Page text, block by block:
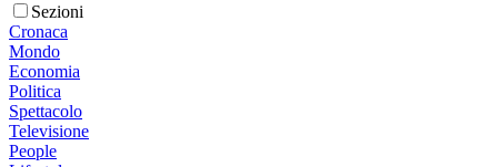
Sezioni
Cronaca
Mondo
Economia
Politica
Spettacolo
Televisione
People